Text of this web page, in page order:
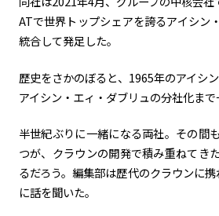
ATで世界トップシェアを誇るアイシン
統合して発足した。
歴史をさかのぼると、 1965年のアイシ
アイシン・エィ・ダブリュの分社化まで
半世紀ぶりに一緒になる両社。その間
つが、クラウンの開発で積み重ねてき
るだろう。編集部は歴代のクラウンに
に話を聞いた。